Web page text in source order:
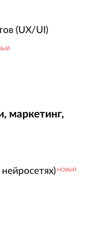
(UX/UI)
маркетинг,
НОВЫЙ